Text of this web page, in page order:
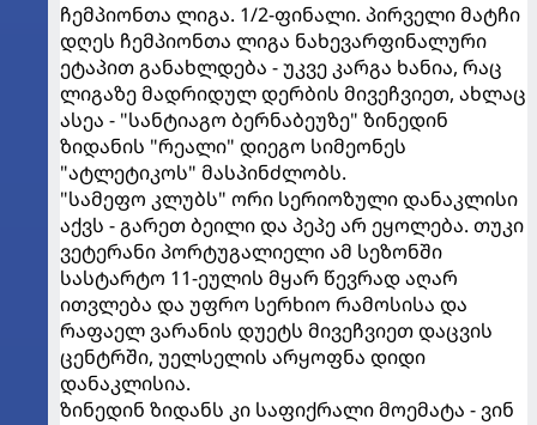
ჩემპიონთა ლიგა. 1/2-ფინალი. პირველი მატჩი
დღეს ჩემპიონთა ლიგა ნახევარფინალური
ეტაპით განახლდება - უკვე კარგა ხანია, რაც
ლიგაზე მადრიდულ დერბის მივეჩვიეთ, ახლაც
ასეა - "სანტიაგო ბერნაბეუზე" ზინედინ
ზიდანის "რეალი" დიეგო სიმეონეს
"ატლეტიკოს" მასპინძლობს.
"სამეფო კლუბს" ორი სერიოზული დანაკლისი
აქვს - გარეთ ბეილი და პეპე არ ეყოლება. თუკი
ვეტერანი პორტუგალიელი ამ სეზონში
სასტარტო 11-ეულის მყარ წევრად აღარ
ითვლება და უფრო სერხიო რამოსისა და
რაფაელ ვარანის დუეტს მივეჩვიეთ დაცვის
ცენტრში, უელსელის არყოფნა დიდი
დანაკლისია.
ზინედინ ზიდანს კი საფიქრალი მოემატა - ვინ